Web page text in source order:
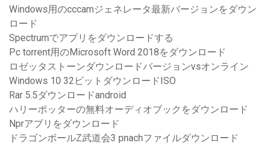
Windows用のcccamジェネレータ最新バージョンをダウン
ロード
Spectrumでアプリをダウンロードする
Pc torrent用のMicrosoft Word 2018をダウンロード
ロゼッタストーンダウンロードバージョンvsオンライン
Windows 10 32ビットダウンロードISO
Rar 5.5ダウンロードandroid
ハリーポッターの無料オーディオブックをダウンロード
Nprアプリをダウンロード
ドラゴンボールZ武道会3 pnachファイルダウンロード